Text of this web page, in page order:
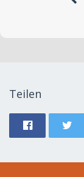
Teilen